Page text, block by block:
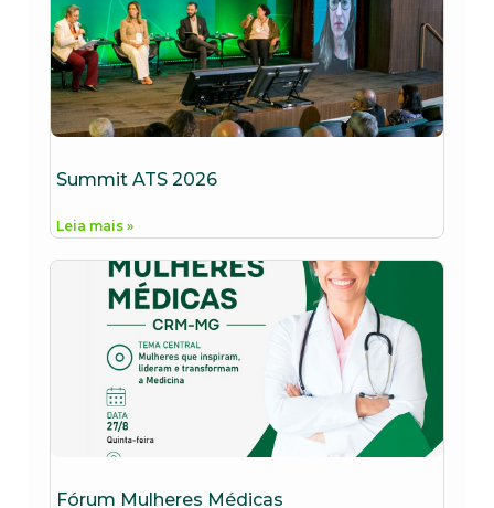
Summit ATS 2026
Leia mais »
Fórum Mulheres Médicas